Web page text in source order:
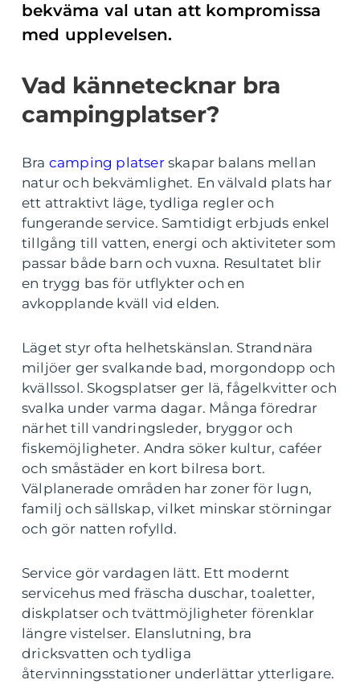
bekväma val utan att kompromissa
med upplevelsen.
Vad kännetecknar bra
campingplatser?
Bra camping platserskapar balans mellan
natur och bekvämlighet. En välvald plats har
ett attraktivt läge, tydliga regler och
fungerande service. Samtidigt erbjuds enkel
tillgång till vatten, energi och aktiviteter som
passar både barn och vuxna. Resultatet blir
en trygg bas för utflykter och en
avkopplande kväll vid elden.
Läget styr ofta helhetskänslan. Strandnära
miljöer ger svalkande bad, morgondopp och
kvällssol. Skogsplatser ger lä, fågelkvitter och
svalka under varma dagar. Många föredrar
närhet till vandringsleder, bryggor och
fiskemöjligheter. Andra söker kultur, caféer
och småstäder en kort bilresa bort.
Välplanerade områden har zoner för lugn,
familj och sällskap, vilket minskar störningar
och gör natten rofylld.
Service gör vardagen lätt. Ett modernt
servicehus med fräscha duschar, toaletter,
diskplatser och tvättmöjligheter förenklar
längre vistelser. Elanslutning, bra
dricksvatten och tydliga
återvinningsstationer underlättar ytterligare.